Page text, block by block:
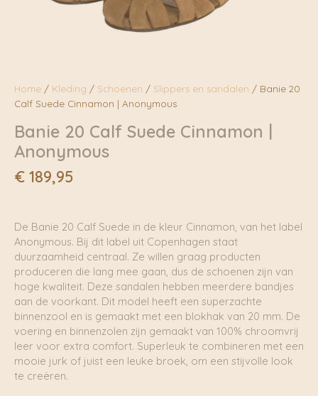
Home / Kleding / Schoenen / Slippers en sandalen / Banie 20
Calf Suede Cinnamon | Anonymous
Banie 20 Calf Suede Cinnamon |
Anonymous
€ 189,95
De Banie 20 Calf Suede in de kleur Cinnamon, van het label
Anonymous. Bij dit label uit Copenhagen staat
duurzaamheid centraal. Ze willen graag producten
produceren die lang mee gaan, dus de schoenen zijn van
hoge kwaliteit. Deze sandalen hebben meerdere bandjes
aan de voorkant. Dit model heeft een superzachte
binnenzool en is gemaakt met een blokhak van 20 mm. De
voering en binnenzolen zijn gemaakt van 100% chroomvrij
leer voor extra comfort. Superleuk te combineren met een
mooie jurk of juist een leuke broek, om een stijvolle look
te creëren.